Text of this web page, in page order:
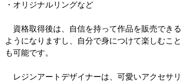
・オリジナルリングなど
資格取得後は、自信を持って作品を販売できる
ようになりますし、自分で身につけて楽しむこと
も可能です。
レジンアートデザイナーは、可愛いアクセサリ